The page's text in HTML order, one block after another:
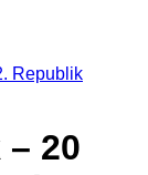
Republik
20